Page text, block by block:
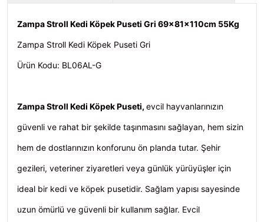
Zampa Stroll Kedi Köpek Puseti Gri 69x81x110cm 55Kg
Zampa Stroll Kedi Köpek Puseti Gri
Ürün Kodu: BL06AL-G
Zampa Stroll Kedi Köpek Puseti, evcil hayvanlarınızın
güvenli ve rahat bir şekilde taşınmasını sağlayan, hem sizin
hem de dostlarınızın konforunu ön planda tutar. Şehir
gezileri, veteriner ziyaretleri veya günlük yürüyüşler için
ideal bir kedi ve köpek pusetidir. Sağlam yapısı sayesinde
uzun ömürlü ve güvenli bir kullanım sağlar. Evcil